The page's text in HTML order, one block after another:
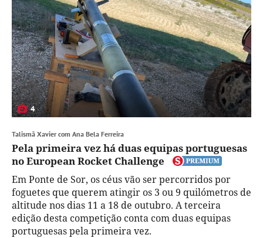
4
Talismã Xavier com Ana Bela Ferreira
Pela primeira vez há duas equipas portuguesas
no European Rocket Challenge
Em Ponte de Sor, os céus vão ser percorridos por
foguetes que querem atingir os 3 ou 9 quilómetros de
altitude nos dias 11 a 18 de outubro. A terceira
edição desta competição conta com duas equipas
portuguesas pela primeira vez.